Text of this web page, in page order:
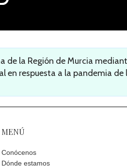
la Región de Murcia
en respuesta a la pandemia de
MENÚ
Conócenos
Dónde estamos